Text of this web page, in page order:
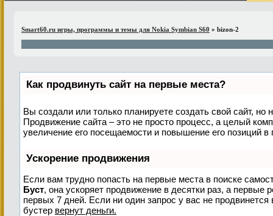
Smart60.ru игры, программы и темы для Nokia Symbian S60 » bizon-2
Как продвинуть сайт на первые места?
Вы создали или только планируете создать свой сайт, но
Продвижение сайта – это не просто процесс, а целый
увеличение его посещаемости и повышение его позиций в
Ускорение продвижения
Если вам трудно попасть на первые места в поиске
Буст, она ускоряет продвижение в десятки раз, а первые
первых 7 дней. Если ни один запрос у вас не
бустер вернут деньги.